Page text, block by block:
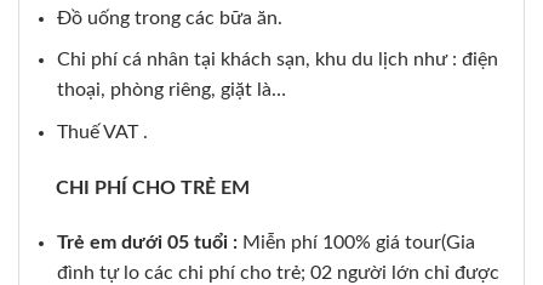
Đồ uống trong các bữa ăn.
Chi phí cá nhân tại khách sạn, khu du lịch như : điện
thoại, phòng riêng, giặt là…
Thuế VAT .
CHI PHÍ CHO TRẺ EM
Trẻ em dưới 05 tuổi :Miễn phí 100% giá tour(Gia
đình tự lo các chi phí cho trẻ; 02 người lớn chỉ được